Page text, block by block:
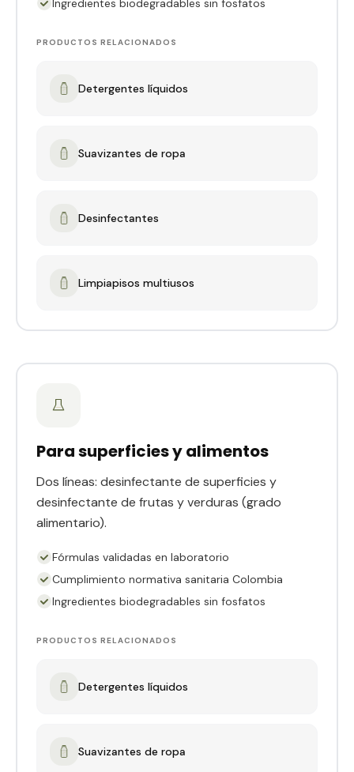
Ingredientes biodegradables sin fosfatos
PRODUCTOS RELACIONADOS
Detergentes líquidos
Suavizantes de ropa
Desinfectantes
Limpiapisos multiusos
Para superficies y alimentos
Dos líneas: desinfectante de superficies y
desinfectante de frutas y verduras (grado
alimentario).
Fórmulas validadas en laboratorio
Cumplimiento normativa sanitaria Colombia
Ingredientes biodegradables sin fosfatos
PRODUCTOS RELACIONADOS
Detergentes líquidos
Suavizantes de ropa